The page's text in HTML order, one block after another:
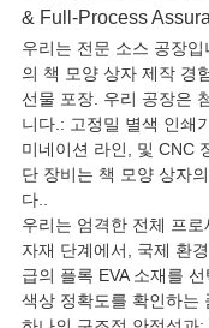
& Full-Process
우리는 전문 소스 공장입
의 책 모양 상자 제작 경
선물 포장. 우리 공장은
니다.: 고정밀 별색 인쇄
미네이션 라인, 및 CNC
단 장비는 책 모양 상자
다..
우리는 엄격한 전체 프
자재 단계에서, 국제 환
급의 플록 EVA 소재를
색상 정확도를 확인하는